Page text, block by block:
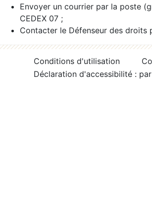
Envoyer un courrier par la poste
CEDEX 07 ;
Contacter le Défenseur des
Conditions d'utilisation
Déclaration d'accessibilité :